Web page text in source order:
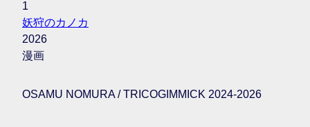
1
妖狩のカノカ
2026
漫画
OSAMU NOMURA / TRICOGIMMICK 2024-2026